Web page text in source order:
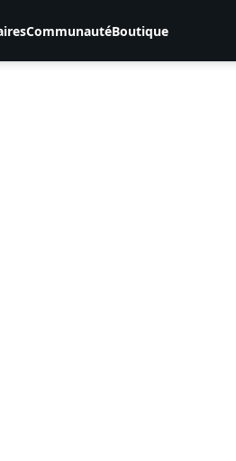
CommunautéBoutique